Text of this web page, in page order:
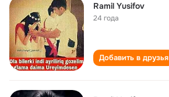
Ramil Yusifov
24 года
Добавить в друзья